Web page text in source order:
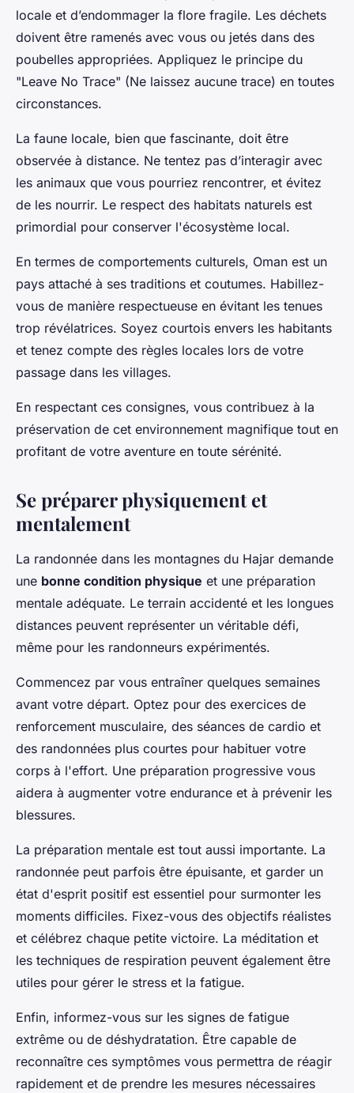
locale et d’endommager la flore fragile. Les déchets
doivent être ramenés avec vous ou jetés dans des
poubelles appropriées. Appliquez le principe du
"Leave No Trace" (Ne laissez aucune trace) en toutes
circonstances.
La faune locale, bien que fascinante, doit être
observée à distance. Ne tentez pas d’interagir avec
les animaux que vous pourriez rencontrer, et évitez
de les nourrir. Le respect des habitats naturels est
primordial pour conserver l'écosystème local.
En termes de comportements culturels, Oman est un
pays attaché à ses traditions et coutumes. Habillez-
vous de manière respectueuse en évitant les tenues
trop révélatrices. Soyez courtois envers les habitants
et tenez compte des règles locales lors de votre
passage dans les villages.
En respectant ces consignes, vous contribuez à la
préservation de cet environnement magnifique tout en
profitant de votre aventure en toute sérénité.
Se préparer physiquement et
mentalement
La randonnée dans les montagnes du Hajar demande
une bonne condition physique et une préparation
mentale adéquate. Le terrain accidenté et les longues
distances peuvent représenter un véritable défi,
même pour les randonneurs expérimentés.
Commencez par vous entraîner quelques semaines
avant votre départ. Optez pour des exercices de
renforcement musculaire, des séances de cardio et
des randonnées plus courtes pour habituer votre
corps à l'effort. Une préparation progressive vous
aidera à augmenter votre endurance et à prévenir les
blessures.
La préparation mentale est tout aussi importante. La
randonnée peut parfois être épuisante, et garder un
état d'esprit positif est essentiel pour surmonter les
moments difficiles. Fixez-vous des objectifs réalistes
et célébrez chaque petite victoire. La méditation et
les techniques de respiration peuvent également être
utiles pour gérer le stress et la fatigue.
Enfin, informez-vous sur les signes de fatigue
extrême ou de déshydratation. Être capable de
reconnaître ces symptômes vous permettra de réagir
rapidement et de prendre les mesures nécessaires